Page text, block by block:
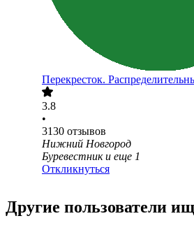
Перекресток.
3.8
•
3130 отзывов
Нижний Новгород
Буревестник и еще 1
Откликнуться
Другие пользователи